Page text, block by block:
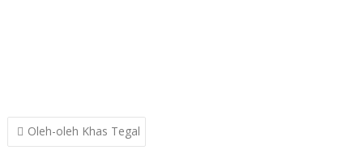
Post
navigation
Oleh-oleh Khas Tegal